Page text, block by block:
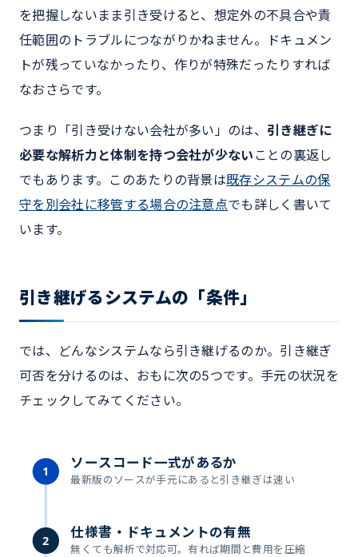
を把握しないまま引き受けると、想定外の不具合や責
任範囲のトラブルにつながりかねません。ドキュメン
トが残っていなかったり、作りが特殊だったりすれば
なおさらです。
つまり「引き受けない会社が多い」のは、 引き継ぎに
必要な解析力と体制を持つ会社が少ない ことの裏返し
でもあります。このあたりの背景は既存システムの保
守を別会社に移管する場合の注意点でも詳しく書いて
います。
引き継げるシステムの「条件」
では、どんなシステムなら引き継げるのか。引き継ぎ
可否を分けるのは、おもに次の5つです。手元の状況を
チェックしてみてください。
1 ソースコード一式があるか
最新版のソースが手元にあると引き継ぎは速い
2 仕様書・ドキュメントの有無
無くても解析で対応可。有れば期間と費用を圧縮